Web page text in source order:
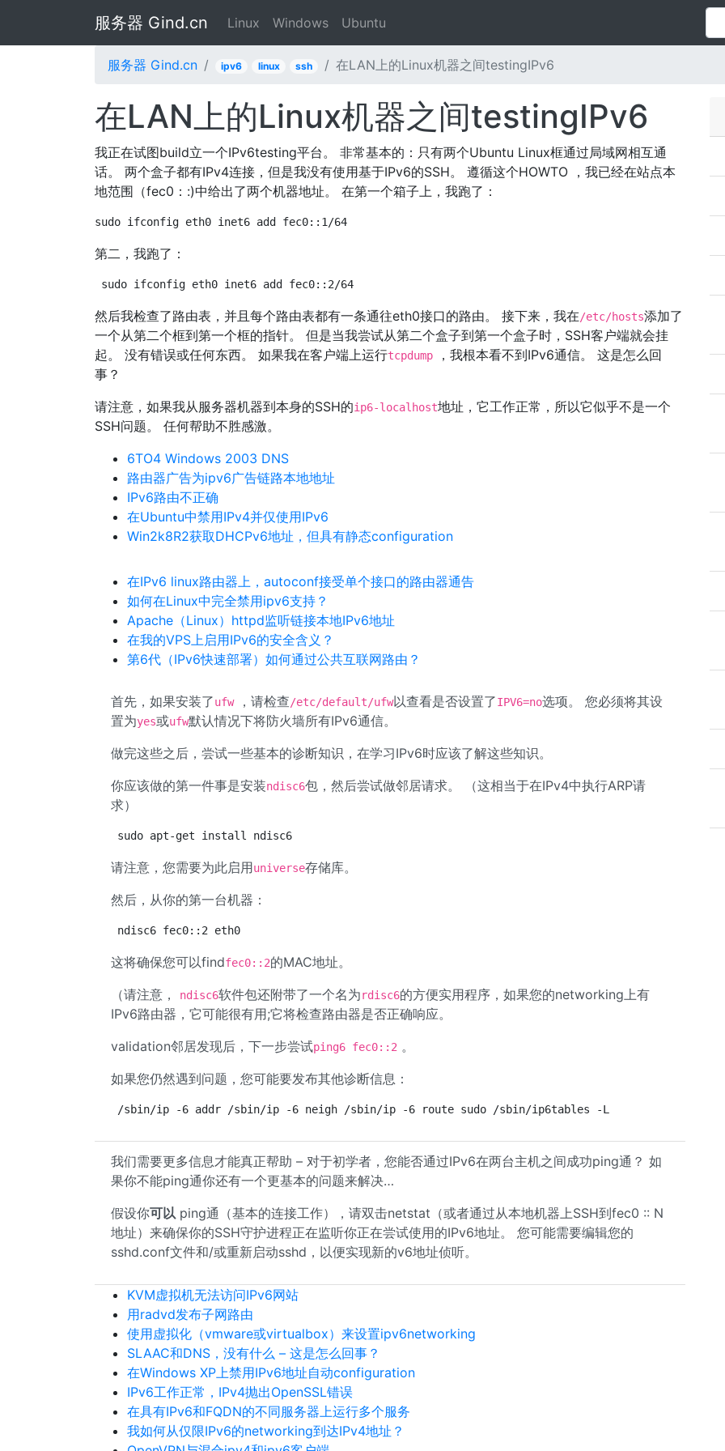
服务器 Gind.cn Linux Windows Ubuntu
服务器 Gind.cn ipv6 linux ssh 在LAN上的Linux机器之间testingIPv6
在LAN上的Linux机器之间testingIPv6
我正在试图build立一个IPv6testing平台。 非常基本的：只有两个Ubuntu Linux框通过局域网相互通
话。 两个盒子都有IPv4连接，但是我没有使用基于IPv6的SSH。 遵循这个HOWTO ，我已经在站点本
地范围（fec0：:)中给出了两个机器地址。 在第一个箱子上，我跑了：
sudo ifconfig eth0 inet6 add fec0::1/64
第二，我跑了：
sudo ifconfig eth0 inet6 add fec0::2/64
然后我检查了路由表，并且每个路由表都有一条通往eth0接口的路由。 接下来，我在/etc/hosts添加了
一个从第二个框到第一个框的指针。 但是当我尝试从第二个盒子到第一个盒子时，SSH客户端就会挂
起。 没有错误或任何东西。 如果我在客户端上运行tcpdump
，我根本看不到IPv6通信。 这是怎么回
事？
请注意，如果我从服务器机器到本身的SSH的ip6-localhost地址，它工作正常，所以它似乎不是一个
SSH问题。 任何帮助不胜感激。
6TO4 Windows 2003 DNS
路由器广告为ipv6广告链路本地地址
IPv6路由不正确
在Ubuntu中禁用IPv4并仅使用IPv6
Win2k8R2获取DHCPv6地址，但具有静态configuration
在IPv6 linux路由器上，autoconf接受单个接口的路由器通告
如何在Linux中完全禁用ipv6支持？
Apache（Linux）httpd监听链接本地IPv6地址
在我的VPS上启用IPv6的安全含义？
第6代（IPv6快速部署）如何通过公共互联网路由？
首先，如果安装了ufw，请检查/etc/default/ufw以查看是否设置了IPV6=no选项。 您必须将其设
置为yes或ufw默认情况下将防火墙所有IPv6通信。
做完这些之后，尝试一些基本的诊断知识，在学习IPv6时应该了解这些知识。
你应该做的第一件事是安装ndisc6包，然后尝试做邻居请求。 （这相当于在IPv4中执行ARP请
求）
sudo apt-get install ndisc6
请注意，您需要为此启用universe存储库。
然后，从你的第一台机器：
ndisc6 fec0::2 eth0
这将确保您可以findfec0::2的MAC地址。
（请注意，
ndisc6软件包还附带了一个名为rdisc6的方便实用程序，如果您的networking上有
IPv6路由器，它可能很有用;它将检查路由器是否正确响应。
validation邻居发现后，下一步尝试ping6 fec0::2 。
如果您仍然遇到问题，您可能要发布其他诊断信息：
/sbin/ip -6 addr /sbin/ip -6 neigh /sbin/ip -6 route sudo /sbin/ip6tables -L
我们需要更多信息才能真正帮助 – 对于初学者，您能否通过IPv6在两台主机之间成功ping通？ 如
果你不能ping通你还有一个更基本的问题来解决…
假设你可以 ping通（基本的连接工作），请双击netstat（或者通过从本地机器上SSH到fec0 :: N
地址）来确保你的SSH守护进程正在监听你正在尝试使用的IPv6地址。 您可能需要编辑您的
sshd.conf文件和/或重新启动sshd，以便实现新的v6地址侦听。
KVM虚拟机无法访问IPv6网站
用radvd发布子网路由
使用虚拟化（vmware或virtualbox）来设置ipv6networking
SLAAC和DNS，没有什么 – 这是怎么回事？
在Windows XP上禁用IPv6地址自动configuration
IPv6工作正常，IPv4抛出OpenSSL错误
在具有IPv6和FQDN的不同服务器上运行多个服务
我如何从仅限IPv6的networking到达IPv4地址？